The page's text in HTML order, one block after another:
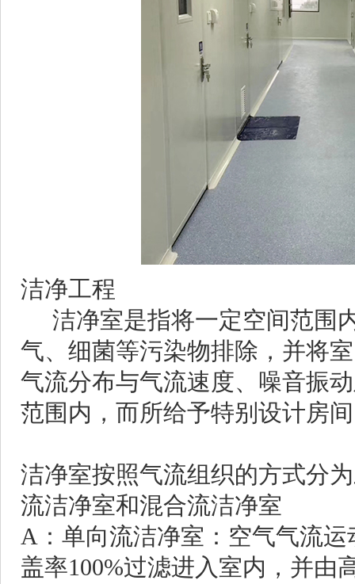
洁净工程
洁净室是指将一定空间范围
气、细菌等污染物排除，并将
气流分布与气流速度、噪音振
范围内，而所给予特别设计房
洁净室按照气流组织的方式分
流洁净室和混合流洁净室
A：单向流洁净室 ：空气气流
盖率100%过滤进入室内，并由